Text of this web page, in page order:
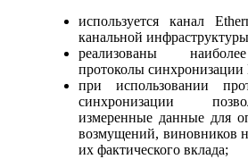
используется канал
канальной инфраструктуры
реализованы
протоколы синхронизации
при использовании
синхронизации
измеренные данные для
возмущений,
их фактического вклада;